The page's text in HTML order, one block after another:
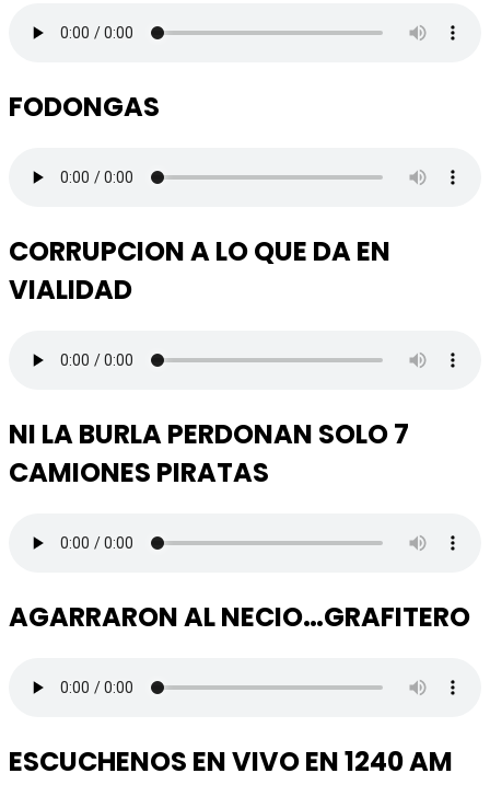
FODONGAS
CORRUPCION A LO QUE DA EN
VIALIDAD
NI LA BURLA PERDONAN SOLO 7
CAMIONES PIRATAS
AGARRARON AL NECIO…GRAFITERO
ESCUCHENOS EN VIVO EN 1240 AM